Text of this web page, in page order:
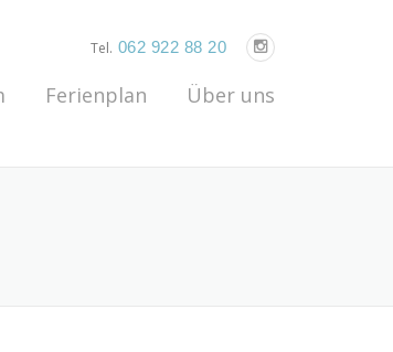
Tel. 062 922 88 20
Ferienplan Über uns